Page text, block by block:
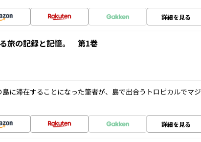
詳細を見る
旅の記録と記憶。 第1巻
に滞在することになった筆者が、島で出合うトロピカルでマジ
詳細を見る